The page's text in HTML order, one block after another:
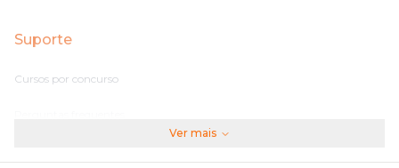
Suporte
Cursos por concurso
Ver mais